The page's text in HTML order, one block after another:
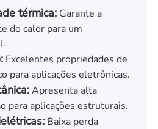
térmica:Garante a
do calor para um
Excelentes propriedades de
para aplicações eletrônicas.
Apresenta alta
para aplicações estruturais.
Baixa perda